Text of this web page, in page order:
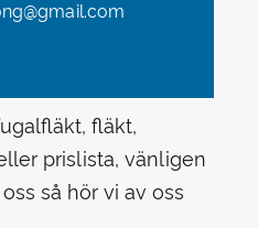
fläkt,
prislista, vänligen
så hör vi av oss